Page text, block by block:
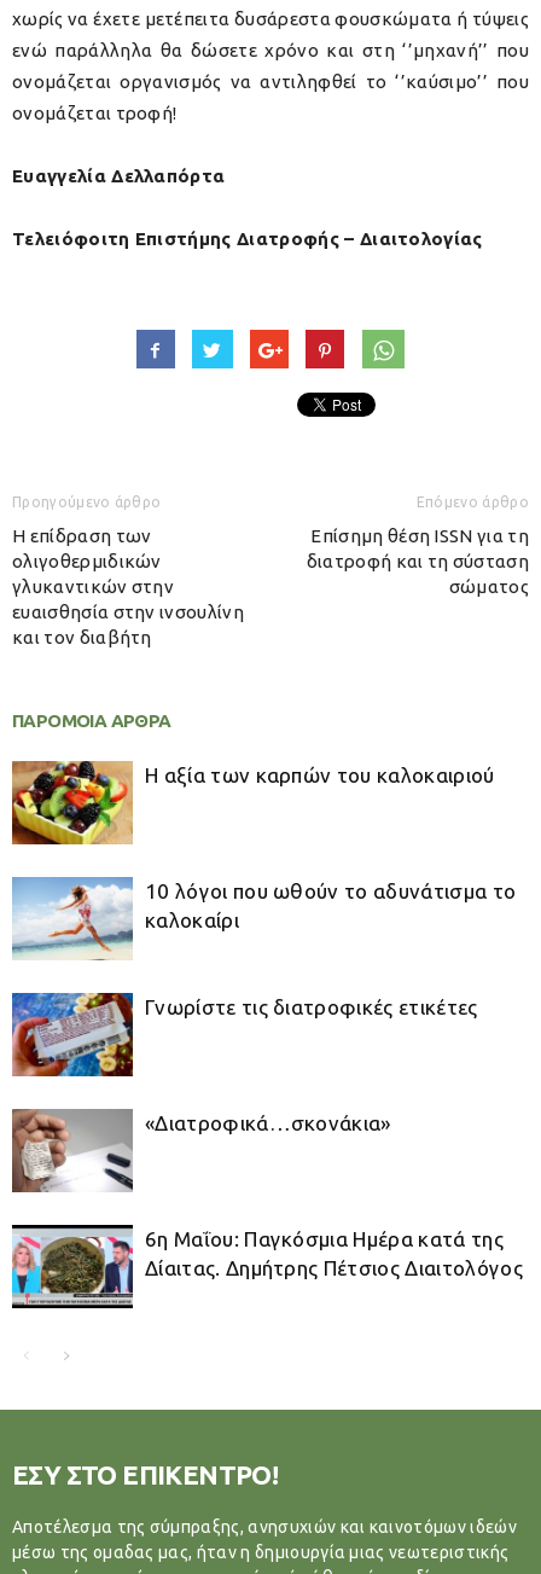
χωρίς να έχετε μετέπειτα δυσάρεστα φουσκώματα ή τύψεις
ενώ παράλληλα θα δώσετε χρόνο και στη ‘’μηχανή’’ που
ονομάζεται οργανισμός να αντιληφθεί το ‘’καύσιμο’’ που
ονομάζεται τροφή!
Ευαγγελία Δελλαπόρτα
Τελειόφοιτη Επιστήμης Διατροφής – Διαιτολογίας
Προηγούμενο άρθρο
H επίδραση των
ολιγοθερμιδικών
γλυκαντικών στην
ευαισθησία στην ινσουλίνη
και τον διαβήτη
Επόμενο άρθρο
Επίσημη θέση ISSN για τη
διατροφή και τη σύσταση
σώματος
ΠΑΡΟΜΟΙΑ ΑΡΘΡΑ
Η αξία των καρπών του καλοκαιριού
10 λόγοι που ωθούν το αδυνάτισμα το
καλοκαίρι
Γνωρίστε τις διατροφικές ετικέτες
«Διατροφικά…σκονάκια»
6η Μαΐου: Παγκόσμια Ημέρα κατά της
Δίαιτας. Δημήτρης Πέτσιος Διαιτολόγος
ΕΣΥ ΣΤΟ ΕΠΙΚΕΝΤΡΟ!
Αποτέλεσμα της σύμπραξης, ανησυχιών και καινοτόμων ιδεών
μέσω της ομαδας μας, ήταν η δημιουργία μιας νεωτεριστικής